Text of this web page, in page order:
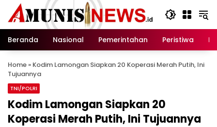
Langsung
konten
Beranda
Nasional Pemerintahan Peristiwa
Home » Kodim Lamongan Siapkan 20 Koperasi Merah Putih, Ini
Tujuannya
TNI/POLRI
Kodim Lamongan Siapkan 20
Koperasi Merah Putih, Ini Tujuannya